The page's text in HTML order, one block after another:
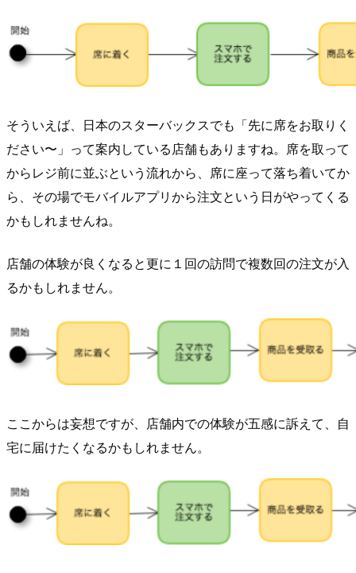
そういえば、日本のスターバックスでも「先に席をお取りく
ださい〜」って案内している店舗もありますね。席を取って
からレジ前に並ぶという流れから、席に座って落ち着いてか
ら、その場でモバイルアプリから注文という日がやってくる
かもしれませんね。
店舗の体験が良くなると更に１回の訪問で複数回の注文が入
るかもしれません。
ここからは妄想ですが、店舗内での体験が五感に訴えて、自
宅に届けたくなるかもしれません。